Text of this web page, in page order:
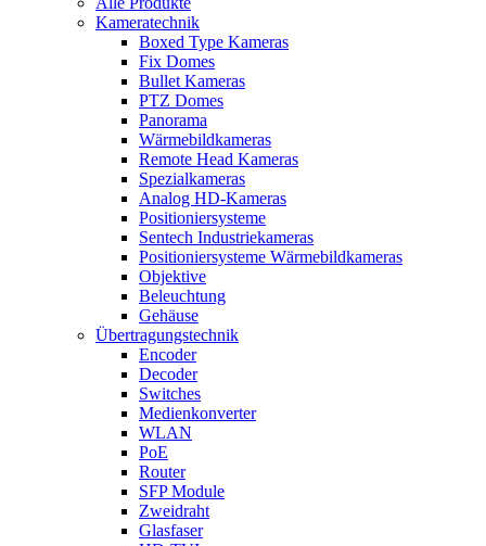
Kameratechnik
Boxed Type Kameras
Fix Domes
Bullet Kameras
PTZ Domes
Panorama
Wärmebildkameras
Remote Head Kameras
Spezialkameras
Analog HD-Kameras
Positioniersysteme
Sentech Industriekameras
Positioniersysteme Wärmebildkameras
Objektive
Beleuchtung
Gehäuse
Übertragungstechnik
Encoder
Decoder
Switches
Medienkonverter
WLAN
PoE
Router
SFP Module
Zweidraht
Glasfaser